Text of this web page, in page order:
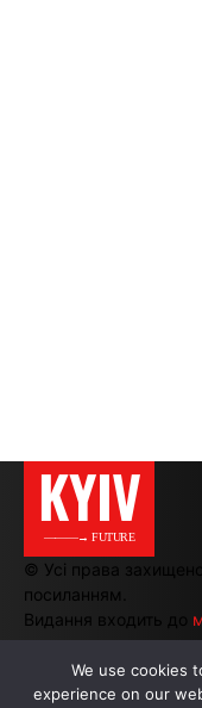
KYIV
———→ FUTURE
© Усі права
посиланням.
Видання входить до
We use cookies
experience on our